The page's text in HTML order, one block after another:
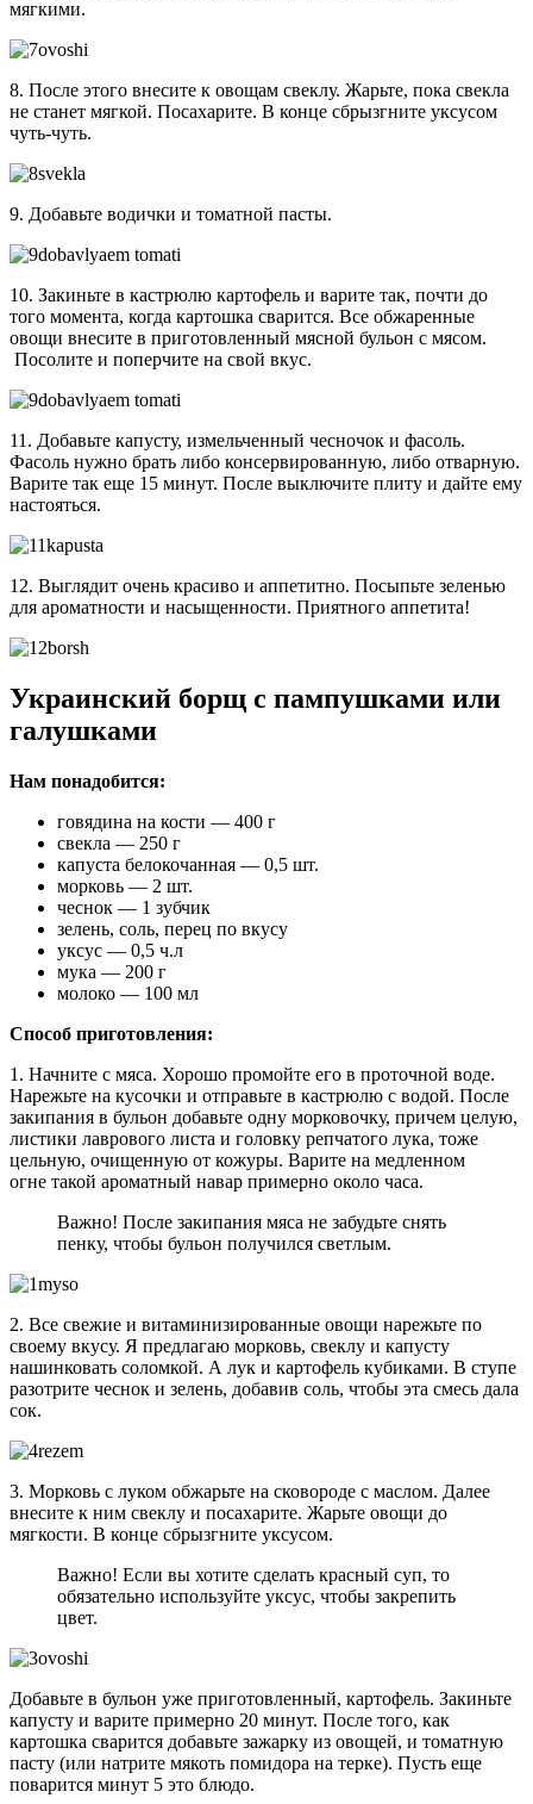
мягкими.
8. После этого внесите к овощам свеклу. Жарьте, пока свекла
не станет мягкой. Посахарите. В конце сбрызгните уксусом
чуть-чуть.
9. Добавьте водички и томатной пасты.
10. Закиньте в кастрюлю картофель и варите так, почти до
того момента, когда картошка сварится. Все обжаренные
овощи внесите в приготовленный мясной бульон с мясом.
Посолите и поперчите на свой вкус.
11. Добавьте капусту, измельченный чесночок и фасоль.
Фасоль нужно брать либо консервированную, либо отварную.
Варите так еще 15 минут. После выключите плиту и дайте ему
настояться.
12. Выглядит очень красиво и аппетитно. Посыпьте зеленью
для ароматности и насыщенности. Приятного аппетита!
Украинский борщ с пампушками или
галушками
Нам понадобится:
говядина на кости — 400 г
свекла — 250 г
капуста белокочанная — 0,5 шт.
морковь — 2 шт.
чеснок — 1 зубчик
зелень, соль, перец по вкусу
уксус — 0,5 ч.л
мука — 200 г
молоко — 100 мл
Способ приготовления:
1. Начните с мяса. Хорошо промойте его в проточной воде.
Нарежьте на кусочки и отправьте в кастрюлю с водой. После
закипания в бульон добавьте одну морковочку, причем целую,
листики лаврового листа и головку репчатого лука, тоже
цельную, очищенную от кожуры. Варите на медленном
огне такой ароматный навар примерно около часа.
Важно! После закипания мяса не забудьте снять
пенку, чтобы бульон получился светлым.
2. Все свежие и витаминизированные овощи нарежьте по
своему вкусу. Я предлагаю морковь, свеклу и капусту
нашинковать соломкой. А лук и картофель кубиками. В ступе
разотрите чеснок и зелень, добавив соль, чтобы эта смесь дала
сок.
3. Морковь с луком обжарьте на сковороде с маслом. Далее
внесите к ним свеклу и посахарите. Жарьте овощи до
мягкости. В конце сбрызгните уксусом.
Важно! Если вы хотите сделать красный суп, то
обязательно используйте уксус, чтобы закрепить
цвет.
Добавьте в бульон уже приготовленный, картофель. Закиньте
капусту и варите примерно 20 минут. После того, как
картошка сварится добавьте зажарку из овощей, и томатную
пасту (или натрите мякоть помидора на терке). Пусть еще
поварится минут 5 это блюдо.